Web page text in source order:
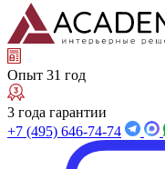
Опыт 31 год
3 года гарантии
+7 (495) 646-74-74